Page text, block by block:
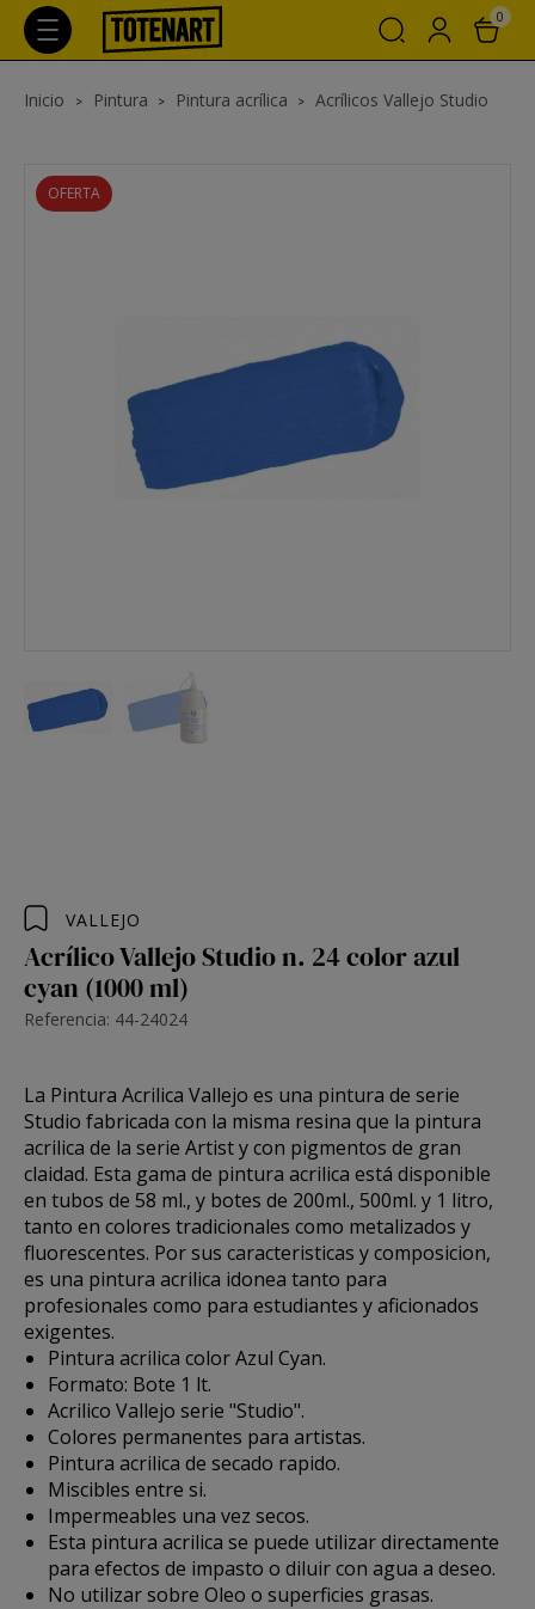
0
Inicio Pintura Pintura acrílica Acrílicos Vallejo Studio
OFERTA
VALLEJO
Acrílico Vallejo Studio n. 24 color azul
cyan (1000 ml)
Referencia: 44-24024
La Pintura Acrilica Vallejo es una pintura de serie
Studio fabricada con la misma resina que la pintura
acrilica de la serie Artist y con pigmentos de gran
claidad. Esta gama de pintura acrilica está disponible
en tubos de 58 ml., y botes de 200ml., 500ml. y 1 litro,
tanto en colores tradicionales como metalizados y
fluorescentes. Por sus caracteristicas y composicion,
es una pintura acrilica idonea tanto para
profesionales como para estudiantes y aficionados
exigentes.
Pintura acrilica color Azul Cyan.
Formato: Bote 1 lt.
Acrilico Vallejo serie "Studio".
Colores permanentes para artistas.
Pintura acrilica de secado rapido.
Miscibles entre si.
Impermeables una vez secos.
Esta pintura acrilica se puede utilizar directamente
para efectos de impasto o diluir con agua a deseo.
No utilizar sobre Oleo o superficies grasas.